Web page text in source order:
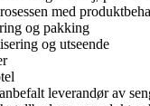
med
og pakking
og utseende
leverandør av